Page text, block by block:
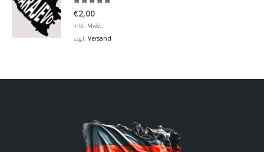
€2,00
Inkl. MwSt.
zzgl. Versand